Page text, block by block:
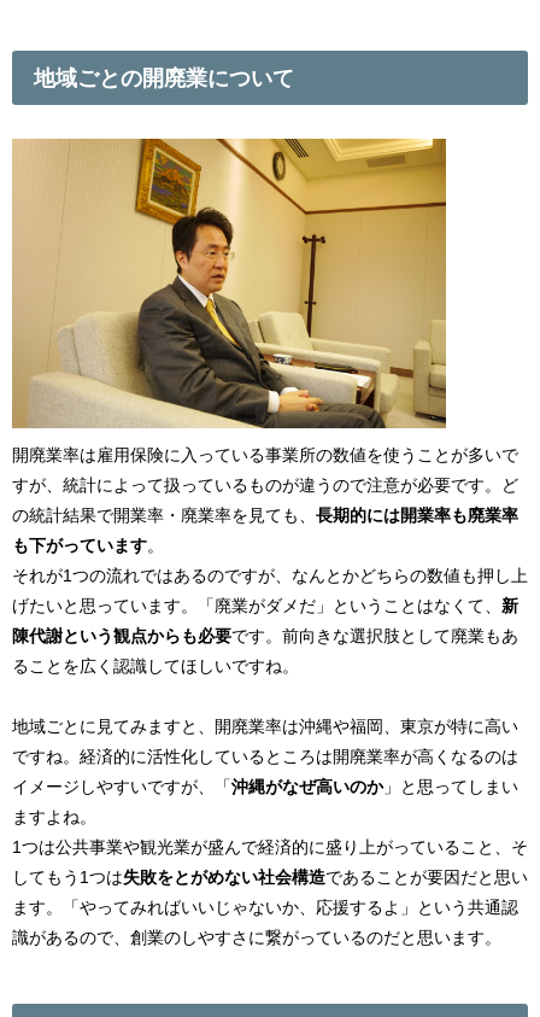
地域ごとの開廃業について
開廃業率は雇用保険に入っている事業所の数値を使うことが多いで
すが、統計によって扱っているものが違うので注意が必要です。ど
の統計結果で開業率・廃業率を見ても、 長期的には開業率も廃業率
も下がっています。
それが1つの流れではあるのですが、なんとかどちらの数値も押し上
げたいと思っています。「廃業がダメだ」ということはなくて、 新
陳代謝という観点からも必要です。前向きな選択肢として廃業もあ
ることを広く認識してほしいですね。
地域ごとに見てみますと、開廃業率は沖縄や福岡、東京が特に高い
ですね。経済的に活性化しているところは開廃業率が高くなるのは
イメージしやすいですが、「 沖縄がなぜ高いのか」と思ってしまい
ますよね。
1つは公共事業や観光業が盛んで経済的に盛り上がっていること、そ
してもう1つは失敗をとがめない社会構造であることが要因だと思い
ます。「やってみればいいじゃないか、応援するよ」という共通認
識があるので、創業のしやすさに繋がっているのだと思います。